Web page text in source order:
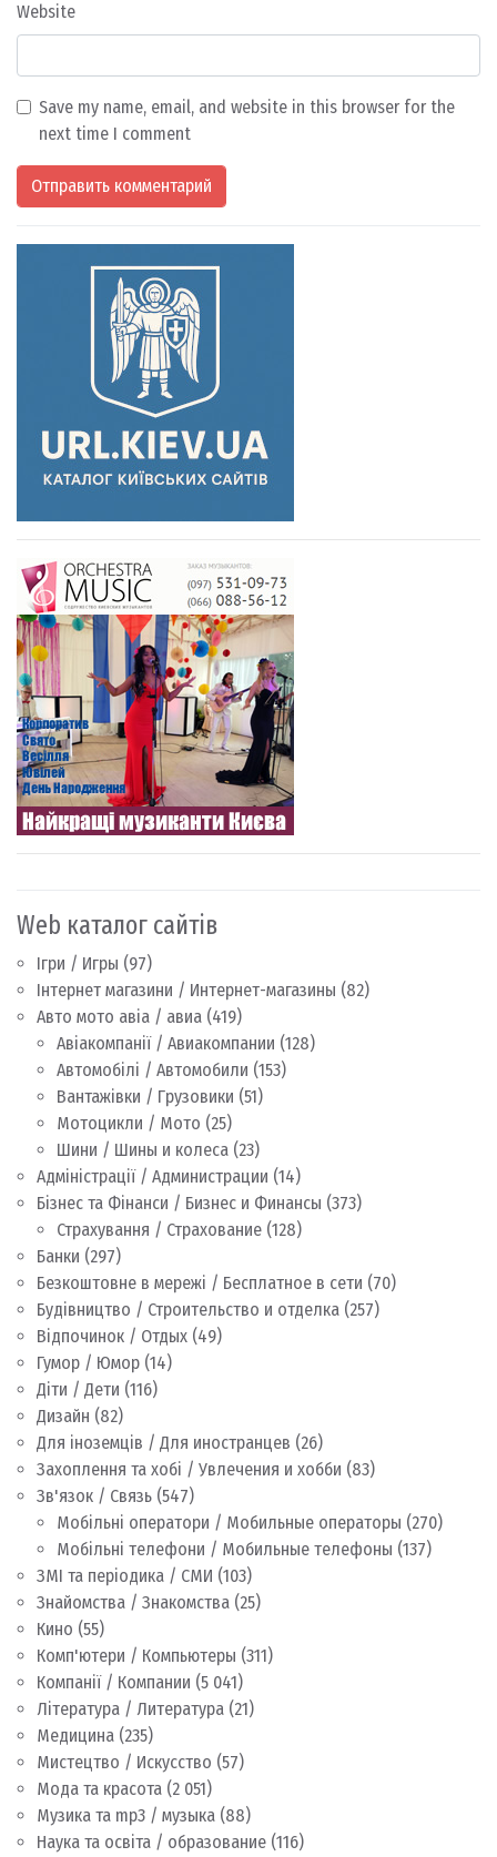
Web каталог сайтів
Ігри / Игры (97)
Інтернет магазини / Интернет-магазины (82)
Авто мото авіа / авиа (419)
Авіакомпанії / Авиакомпании (128)
Автомобілі / Автомобили (153)
Вантажівки / Грузовики (51)
Мотоцикли / Мото (25)
Шини / Шины и колеса (23)
Адміністрації / Администрации (14)
Бізнес та Фінанси / Бизнес и Финансы (373)
Страхування / Страхование (128)
Банки (297)
Безкоштовне в мережі / Бесплатное в сети (70)
Будівництво / Строительство и отделка (257)
Відпочинок / Отдых (49)
Гумор / Юмор (14)
Діти / Дети (116)
Дизайн (82)
Для іноземців / Для иностранцев (26)
Захоплення та хобі / Увлечения и хобби (83)
Зв'язок / Связь (547)
Мобільні оператори / Мобильные операторы (270)
Мобільні телефони / Мобильные телефоны (137)
ЗМІ та періодика / СМИ (103)
Знайомства / Знакомства (25)
Кино (55)
Комп'ютери / Компьютеры (311)
Компанії / Компании (5 041)
Література / Литература (21)
Медицина (235)
Мистецтво / Искусство (57)
Мода та красота (2 051)
Музика та mp3 / музыка (88)
Наука та освіта / образование (116)
Website
Save my name, email, and website in this browser for the
next time I comment